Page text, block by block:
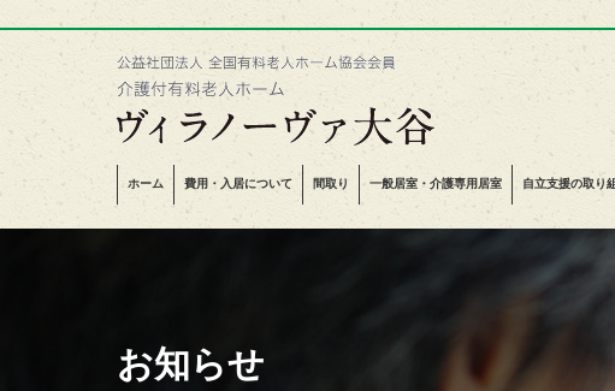
ホーム 費用・入居について 間取り 一般居室・介護専用居室 自立支援の取り
お知らせ